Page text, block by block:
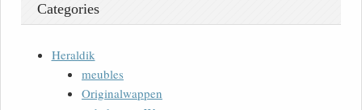
Categories
Heraldik
meubles
Originalwappen